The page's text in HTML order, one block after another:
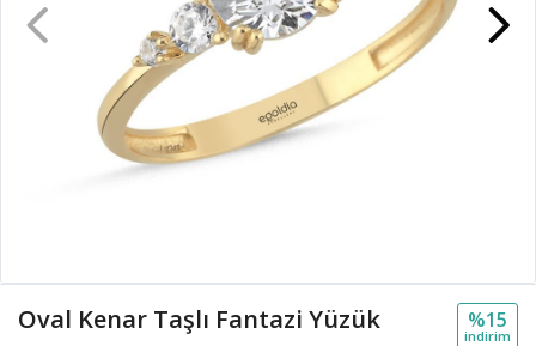
Oval Kenar Taşlı Fantazi Yüzük %15
i̇ndi̇ri̇m